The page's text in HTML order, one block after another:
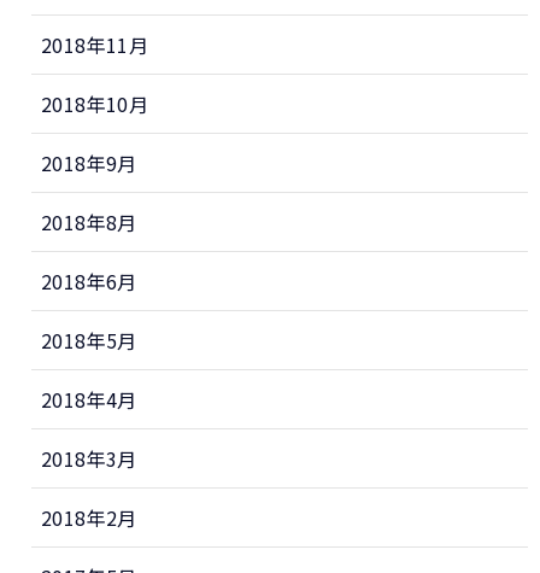
2018年11月
2018年10月
2018年9月
2018年8月
2018年6月
2018年5月
2018年4月
2018年3月
2018年2月